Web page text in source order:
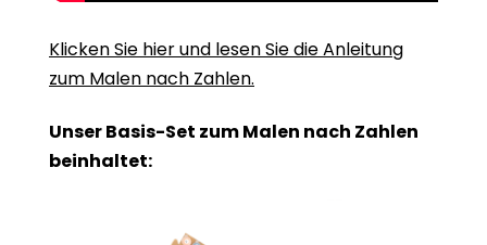
Klicken Sie hier und lesen Sie die Anleitung
zum Malen nach Zahlen.
Unser Basis-Set zum Malen nach Zahlen
beinhaltet: